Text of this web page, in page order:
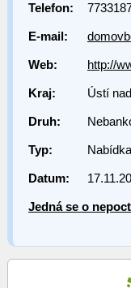
Telefon:
E-mail:
Web: http://
Kraj: Ústí
Druh:
Typ: Nabídka
Datum:
Jedná se o